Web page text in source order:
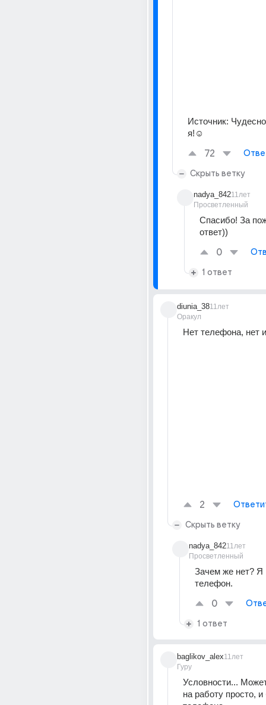
Источник:
я!☺
72
Скрыть ветку
nadya_842
Просветленный
11лет
Спасибо! За
ответ))
0
1 ответ
diunia_38
Оракул
11лет
Нет телефона, нет
2
Скрыть ветку
nadya_842
Просветленный
11лет
Зачем же нет? Я
телефон.
0
1 ответ
baglikov_alex
Гуру
11лет
Условности...
на работу просто, и